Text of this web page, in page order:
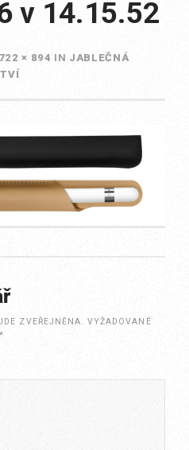
v 14.15.52
× 894 IN JABLEČNÁ
ZVEŘEJNĚNA. VYŽADOVANÉ
*